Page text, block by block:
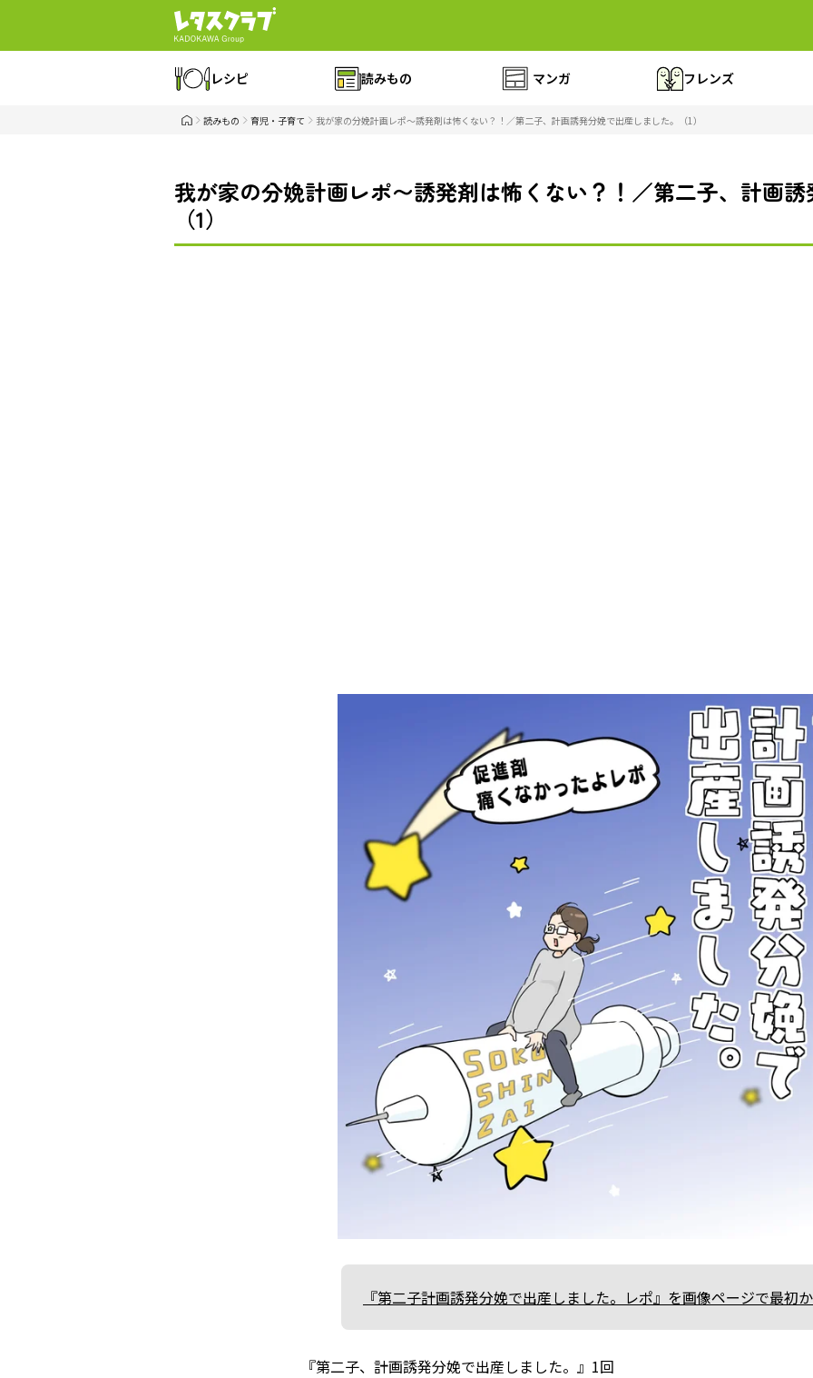
レシピ 読みもの マンガ フレンズ
読みもの 育児・子育て 我が家の分娩計画レポ〜誘発剤は怖くない？！／第二子、計画誘発分娩で出産しました。（1）
我が家の分娩計画レポ〜誘発剤は怖くない？！／第二子、計画
（1）
『第二子計画誘発分娩で出産しました。レポ』を画像ページで最初
『第二子、計画誘発分娩で出産しました。』1回